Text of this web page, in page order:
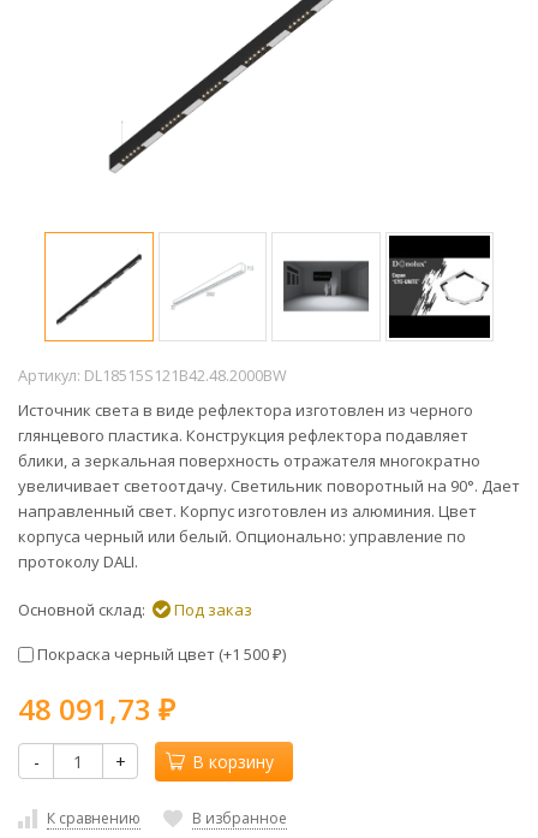
Артикул: DL18515S121B42.48.2000BW
Источник света в виде рефлектора изготовлен из черного
глянцевого пластика. Конструкция рефлектора подавляет
блики, а зеркальная поверхность отражателя многократно
увеличивает светоотдачу. Светильник поворотный на 90°. Дает
направленный свет. Корпус изготовлен из алюминия. Цвет
корпуса черный или белый. Опционально: управление по
протоколу DALI.
Основной склад: Под заказ
Покраска черный цвет (+1 500 ₽)
48 091,73 ₽
- + В корзину
К сравнению В избранное